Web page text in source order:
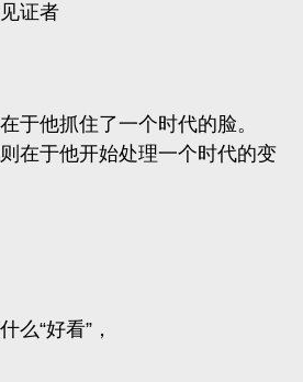
证者
于他抓住了一个时代的脸。
在于他开始处理一个时代的变
么“好看”，